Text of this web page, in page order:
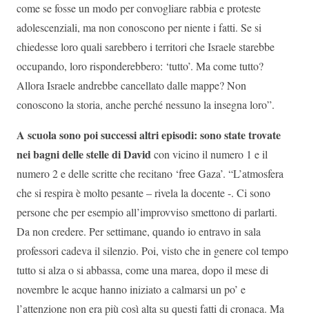
come se fosse un modo per convogliare rabbia e proteste
adolescenziali, ma non conoscono per niente i fatti. Se si
chiedesse loro quali sarebbero i territori che Israele starebbe
occupando, loro risponderebbero: ‘tutto’. Ma come tutto?
Allora Israele andrebbe cancellato dalle mappe? Non
conoscono la storia, anche perché nessuno la insegna loro”.
A scuola sono poi successi altri episodi: sono state trovate
nei bagni delle stelle di Davidcon vicino il numero 1 e il
numero 2 e delle scritte che recitano ‘free Gaza’. “L’atmosfera
che si respira è molto pesante – rivela la docente -. Ci sono
persone che per esempio all’improvviso smettono di parlarti.
Da non credere. Per settimane, quando io entravo in sala
professori cadeva il silenzio. Poi, visto che in genere col tempo
tutto si alza o si abbassa, come una marea, dopo il mese di
novembre le acque hanno iniziato a calmarsi un po’ e
l’attenzione non era più così alta su questi fatti di cronaca. Ma